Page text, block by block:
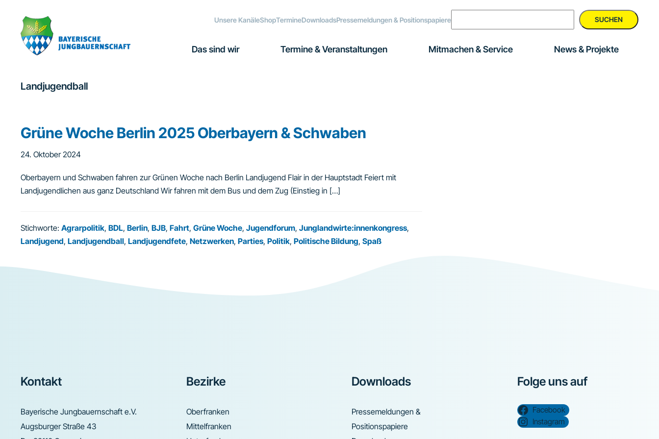
Hauptnavigation
springen
springen
Fußzeile
springen
Unsere KanäleShopTermineDownloadsPressemeldungen & Positionspapiere SUCHEN
Das sind wir Termine & Veranstaltungen Mitmachen & Service News & Projekte
Landjugendball
Grüne Woche Berlin 2025 Oberbayern & Schwaben
24. Oktober 2024
Oberbayern und Schwaben fahren zur Grünen Woche nach Berlin Landjugend Flair in der Hauptstadt Feiert mit
Landjugendlichen aus ganz Deutschland Wir fahren mit dem Bus und dem Zug (Einstieg in […]
Stichworte: Agrarpolitik, BDL, Berlin, BJB, Fahrt, Grüne Woche, Jugendforum, Junglandwirte:innenkongress,
Landjugend, Landjugendball, Landjugendfete, Netzwerken, Parties, Politik, Politische Bildung, Spaß
Footer
Kontakt
Bayerische Jungbauernschaft e.V.
Augsburger Straße 43
Bezirke
Oberfranken
Mittelfranken
Downloads
Pressemeldungen &
Positionspapiere
Folge uns auf
Facebook
Instagram